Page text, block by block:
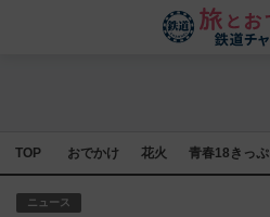
TOP おでかけ 花火 青春18きっぷ
ニュース